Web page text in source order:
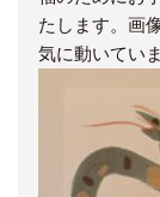
たします。画
気に動いてい